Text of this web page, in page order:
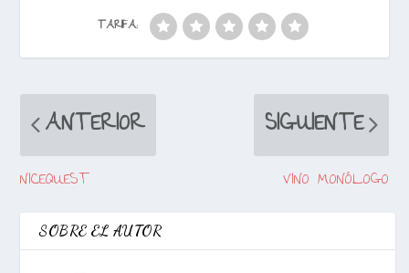
TARIFA:
ANTERIOR
NICEQUEST
SIGUIENTE
VINO MONÓLOGO
SOBRE EL AUTOR